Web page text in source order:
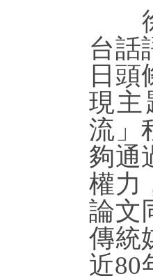
徐
台話
日頭
現主
流」
夠通
權力
論文
傳統
近80